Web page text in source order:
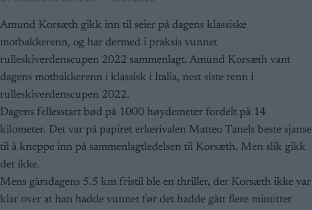
Amund Korsæth gikk inn til seier på dagens klassiske
motbakkerenn, og har dermed i praksis vunnet
rulleskiverdenscupen 2022 sammenlagt. Amund Korsæth vant
dagens motbakkerenn i klassisk i Italia, nest siste renn i
rulleskiverdenscupen 2022.
Dagens fellesstart bød på 1000 høydemeter fordelt på 14
kilometer. Det var på papiret erkerivalen Matteo Tanels beste sjanse
til å kneppe inn på sammenlagtledelsen til Korsæth. Men slik gikk
det ikke.
Mens gårsdagens 5.5 km fristil ble en thriller, der Korsæth ikke var
klar over at han hadde vunnet før det hadde gått flere minutter